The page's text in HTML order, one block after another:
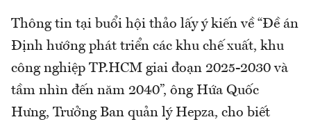
Thông tin tại buổi hội thảo lấy ý kiến về “Đề án
Định hướng phát triển các khu chế xuất, khu
công nghiệp TP.HCM giai đoạn 2025-2030 và
tầm nhìn đến năm 2040”, ông Hứa Quốc
Hưng, Trưởng Ban quản lý Hepza, cho biết